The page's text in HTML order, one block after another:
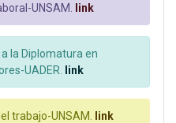
UNSAM. link
la Diplomatura en
UADER. link
trabajo-UNSAM. link